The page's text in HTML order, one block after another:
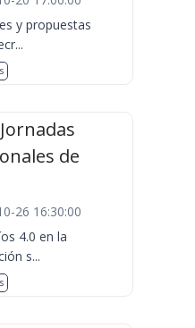
y propuestas
de
26 16:30:00
4.0 en la
s...